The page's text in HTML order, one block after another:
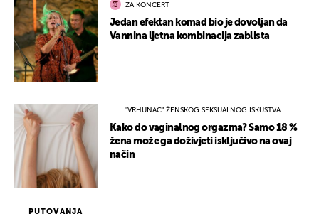
PUTOVANJA
ZA KONCERT
Jedan efektan komad bio je dovoljan da
Vannina ljetna kombinacija zablista
"VRHUNAC" ŽENSKOG SEKSUALNOG ISKUSTVA
Kako do vaginalnog orgazma? Samo 18 %
žena može ga doživjeti isključivo na ovaj
način